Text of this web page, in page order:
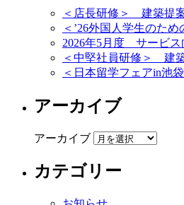
＜店長研修＞ 建築提
＜’26外国人学生のた
2026年5月度 サービス
＜中堅社員研修＞ 建
＜日本留学フェアin池
アーカイブ
アーカイブ
カテゴリー